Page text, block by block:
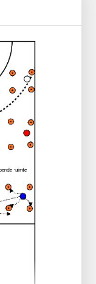
het
elkaar en
het vierkant
welke met
in de
het
vooruit-
vak